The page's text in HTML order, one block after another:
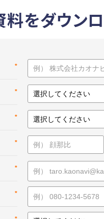
料をダウン
*
*
*
*
*
*